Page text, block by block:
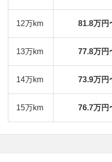
12万km 81.8万円
13万km 77.8万円
14万km 73.9万円
15万km 76.7万円